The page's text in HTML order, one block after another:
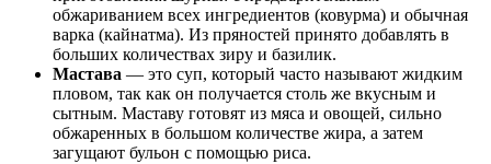
обжариванием всех ингредиентов (ковурма) и обычная
варка (кайнатма). Из пряностей принято добавлять в
больших количествах зиру и базилик.
Мастава — это суп, который часто называют жидким
пловом, так как он получается столь же вкусным и
сытным. Маставу готовят из мяса и овощей, сильно
обжаренных в большом количестве жира, а затем
загущают бульон с помощью риса.